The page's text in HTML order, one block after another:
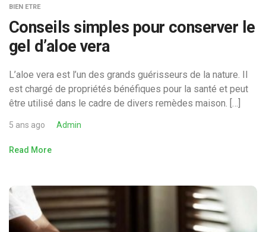
BIEN ETRE
Conseils simples pour conserver le
gel d’aloe vera
L’aloe vera est l’un des grands guérisseurs de la nature. Il
est chargé de propriétés bénéfiques pour la santé et peut
être utilisé dans le cadre de divers remèdes maison. […]
5 ans ago Admin
Read More